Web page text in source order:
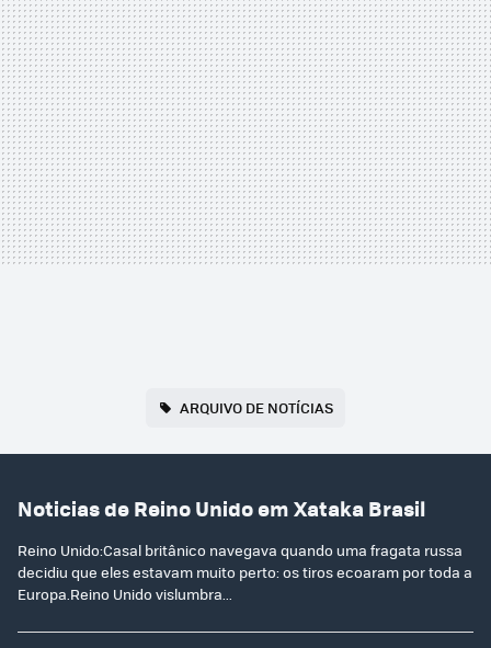
ARQUIVO DE NOTÍCIAS
Noticias de Reino Unido em Xataka Brasil
Reino Unido:Casal britânico navegava quando uma fragata russa
decidiu que eles estavam muito perto: os tiros ecoaram por toda a
Europa.Reino Unido vislumbra...